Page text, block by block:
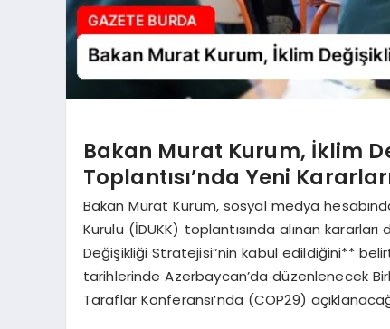
Bakan Murat Kurum, İklim
Toplantısı’nda Yeni
Bakan Murat Kurum, sosyal medya
Kurulu (İDUKK) toplantısında alınan
Değişikliği Stratejisi”nin kabul edildiğini**
tarihlerinde Azerbaycan’da düzenlenecek
Taraflar Konferansı’nda (COP29)